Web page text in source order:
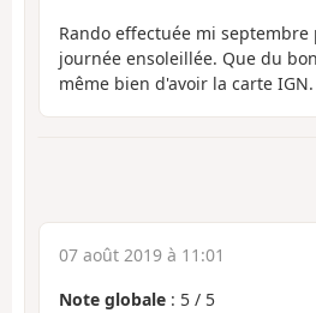
Rando effectuée mi
journée ensoleillée. Que du
même bien d'avoir la carte IGN.
07 août 2019 à 11:01
Note globale : 5 / 5